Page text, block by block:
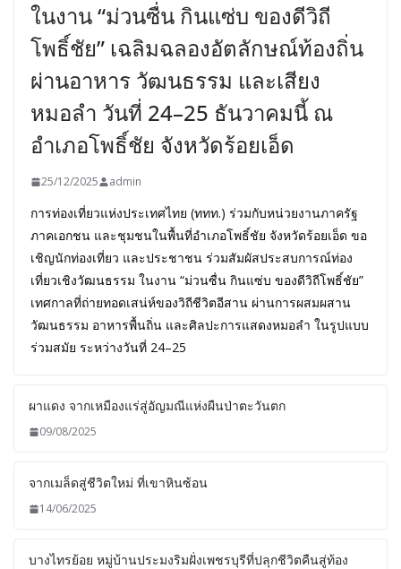
ในงาน “ม่วนซื่น กินแซ่บ ของดีวิถี
โพธิ์ชัย” เฉลิมฉลองอัตลักษณ์ท้องถิ่น
ผ่านอาหาร วัฒนธรรม และเสียง
หมอลำ วันที่ 24–25 ธันวาคมนี้ ณ
อำเภอโพธิ์ชัย จังหวัดร้อยเอ็ด
25/12/2025 admin
การท่องเที่ยวแห่งประเทศไทย (ททท.) ร่วมกับหน่วยงานภาครัฐ
ภาคเอกชน และชุมชนในพื้นที่อำเภอโพธิ์ชัย จังหวัดร้อยเอ็ด ขอ
เชิญนักท่องเที่ยว และประชาชน ร่วมสัมผัสประสบการณ์ท่อง
เที่ยวเชิงวัฒนธรรม ในงาน “ม่วนซื่น กินแซ่บ ของดีวิถีโพธิ์ชัย”
เทศกาลที่ถ่ายทอดเสน่ห์ของวิถีชีวิตอีสาน ผ่านการผสมผสาน
วัฒนธรรม อาหารพื้นถิ่น และศิลปะการแสดงหมอลำ ในรูปแบบ
ร่วมสมัย ระหว่างวันที่ 24–25
ผาแดง จากเหมืองแร่สู่อัญมณีแห่งผืนป่าตะวันตก
09/08/2025
จากเมล็ดสู่ชีวิตใหม่ ที่เขาหินซ้อน
14/06/2025
บางไทรย้อย หมู่บ้านประมงริมฝั่งเพชรบุรีที่ปลุกชีวิตคืนสู่ท้อง